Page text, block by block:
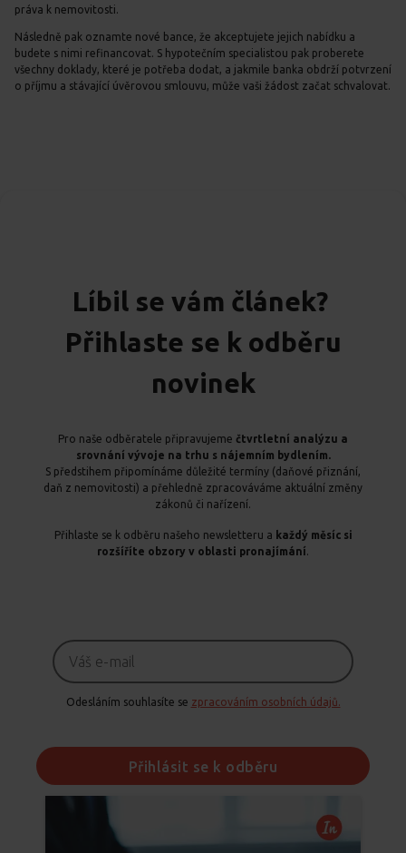
práva k nemovitosti.
Následně pak oznamte nové bance, že akceptujete jejich nabídku a
budete s nimi refinancovat. S hypotečním specialistou pak proberete
všechny doklady, které je potřeba dodat, a jakmile banka obdrží potvrzení
o příjmu a stávající úvěrovou smlouvu, může vaši žádost začat schvalovat.
Líbil se vám článek?
Přihlaste se k odběru
novinek
Pro naše odběratele připravujeme čtvrtletní analýzu a
srovnání vývoje na trhu s nájemním bydlením.
S předstihem připomínáme důležité termíny (daňové přiznání,
daň z nemovitosti) a přehledně zpracováváme aktuální změny
zákonů či nařízení.
Přihlaste se k odběru našeho newsletteru a každý měsíc si
rozšíříte obzory v oblasti pronajímání.
Odesláním souhlasíte se zpracováním osobních údajů.
Přihlásit se k odběru